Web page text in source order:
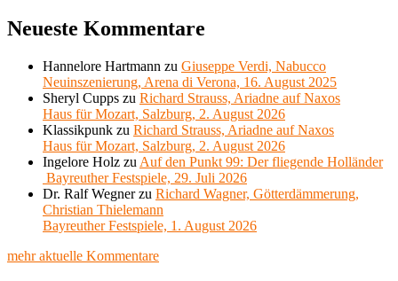
Neueste Kommentare
Hannelore Hartmann zu Giuseppe Verdi, Nabucco
Neuinszenierung, Arena di Verona, 16. August 2025
Sheryl Cupps zu Richard Strauss, Ariadne auf Naxos
Haus für Mozart, Salzburg, 2. August 2026
Klassikpunk zu Richard Strauss, Ariadne auf Naxos
Haus für Mozart, Salzburg, 2. August 2026
Ingelore Holz zu Auf den Punkt 99: Der fliegende Holländer
Bayreuther Festspiele, 29. Juli 2026
Dr. Ralf Wegnerzu Richard Wagner, Götterdämmerung,
Christian Thielemann
Bayreuther Festspiele, 1. August 2026
mehr aktuelle Kommentare